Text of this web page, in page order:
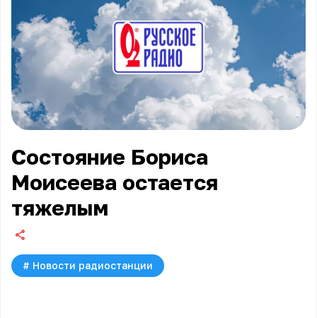
Состояние Бориса
Моисеева остается
тяжелым
# Новости радиостанции